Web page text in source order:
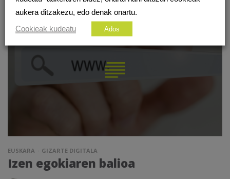
EUSKARA GIZARTE DIGITALA
Izen egokiaren balioa
aukera ditzakezu, edo denak onartu.
Cookieak kudeatu
Ados